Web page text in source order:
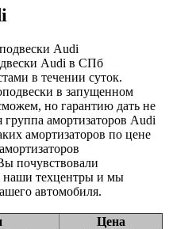
Audi в СПб
в течении суток.
в запущенном
но гарантию дать не
амортизаторов Audi
амортизаторов по цене
почувствовали
наши техцентры и мы
автомобиля.
Цена